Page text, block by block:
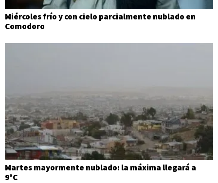
Miércoles frío y con cielo parcialmente nublado en
Comodoro
Martes mayormente nublado: la máxima llegará a
9°C